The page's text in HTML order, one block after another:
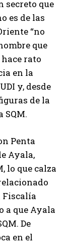
secreto que
es de las
“no
que
rato
en la
y, desde
de la
Penta
Ayala,
lo que calza
Fiscalía
a que Ayala
De
en el